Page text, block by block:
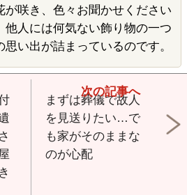
が咲き、色々お聞かせください
他人には何気ない飾り物の一つ
い出が詰まっているのです。
まずは葬儀で故人
を見送りたい…で
も家がそのままな
のが心配